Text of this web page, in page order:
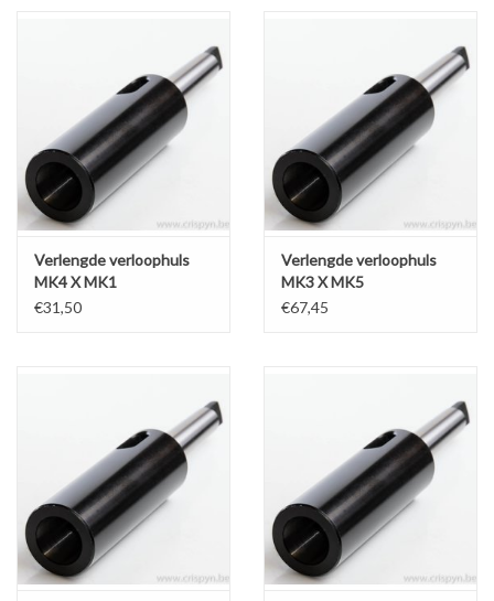
Verlengde verloophuls
MK4 X MK1
€31,50
Verlengde verloophuls
MK3 X MK5
€67,45